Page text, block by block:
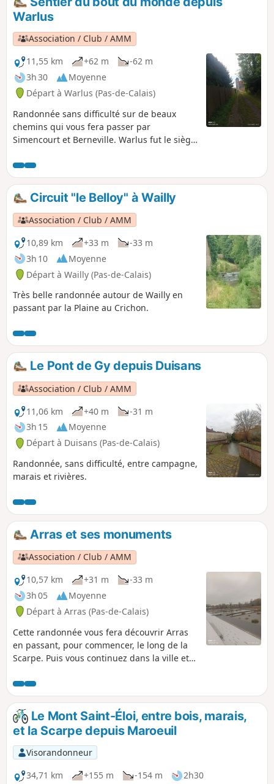
Warlus
Association / Club / AMM
11,55 km
+62 m
-62 m
3h 30
Moyenne
Départ à Warlus (Pas-de-Calais)
Randonnée sans difficulté sur de beaux
chemins qui vous fera passer par
Simencourt et Berneville. Warlus fut le siège
randonnée en plaine, a quelques parties
boisées, est à faire en famille.
Circuit "le Belloy" à Wailly
Association / Club / AMM
10,89 km
+33 m
-33 m
3h 10
Moyenne
Départ à Wailly (Pas-de-Calais)
Très belle randonnée autour de Wailly en
passant par la Plaine au Crichon.
Le Pont de Gy depuis Duisans
Association / Club / AMM
11,06 km
+40 m
-31 m
3h 15
Moyenne
Départ à Duisans (Pas-de-Calais)
Randonnée, sans difficulté, entre campagne,
marais et rivières.
Arras et ses monuments
Association / Club / AMM
10,57 km
+31 m
-33 m
3h 05
Moyenne
Départ à Arras (Pas-de-Calais)
Cette randonnée vous fera découvrir Arras
en passant, pour commencer, le long de la
Scarpe. Puis vous continuez dans la ville et
mur des fusillés son beffroi et sa grande
place.
Le Mont Saint-Éloi, entre bois, marais,
et la Scarpe depuis Maroeuil
Visorandonneur
34,71 km
+155 m -154 m
2h30